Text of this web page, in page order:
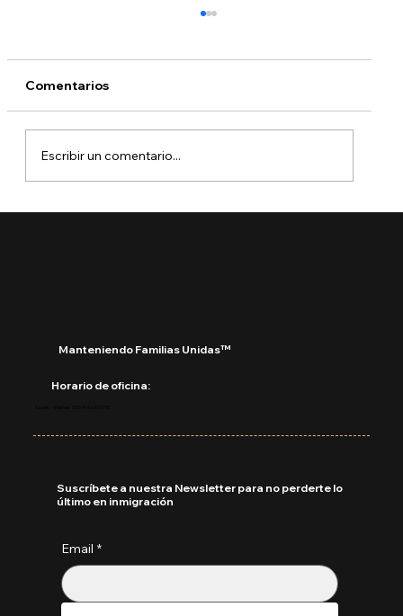
Comentarios
Escribir un comentario...
Manteniendo Familias Unidas™
Horario de oficina:
Email *
Suscríbete a nuestra Newsletter para no perderte lo
último en inmigración